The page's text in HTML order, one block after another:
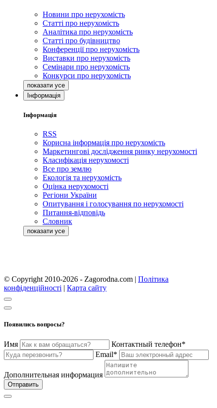
Новини про нерухомість
Статті про нерухомість
Аналітика про нерухомість
Статті про будівництво
Конференції про нерухомість
Виставки про нерухомість
Семінари про нерухомість
Конкурси про нерухомість
Інформація
Інформація
RSS
Корисна інформація про нерухомість
Маркетингові дослідження ринку нерухомості
Класифікація нерухомості
Все про землю
Екологія та нерухомість
Оцінка нерухомості
Регіони України
Опитування і голосування по нерухомості
Питання-відповідь
Словник
© Copyright 2010-2026 - Zagorodna.com | Політика
конфіденційності | Карта сайту
Появились вопросы?
Имя
Контактный телефон*
Email*
Дополнительная информация
Отправить